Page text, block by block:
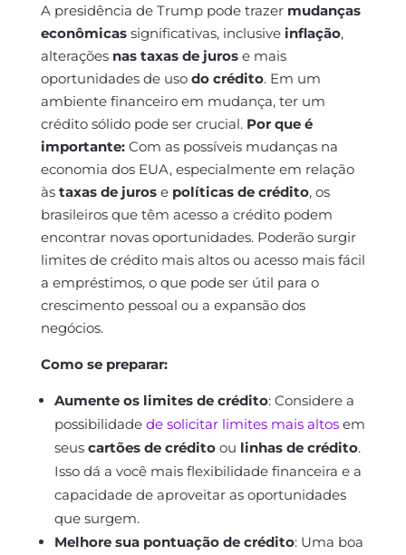
A presidência de Trump pode trazer mudanças
econômicassignificativas, inclusive inflação,
alterações nas taxas de jurose mais
oportunidades de uso do crédito. Em um
ambiente financeiro em mudança, ter um
crédito sólido pode ser crucial. Por que é
importante:Com as possíveis mudanças na
economia dos EUA, especialmente em relação
às taxas de jurose políticas de crédito, os
brasileiros que têm acesso a crédito podem
encontrar novas oportunidades. Poderão surgir
limites de crédito mais altos ou acesso mais fácil
a empréstimos, o que pode ser útil para o
crescimento pessoal ou a expansão dos
negócios.
Como se preparar:
Aumente os limites de crédito: Considere a
possibilidade de solicitar limites mais altosem
seus cartões de créditoou linhas de crédito.
Isso dá a você mais flexibilidade financeira e a
capacidade de aproveitar as oportunidades
que surgem.
Melhore sua pontuação de crédito: Uma boa